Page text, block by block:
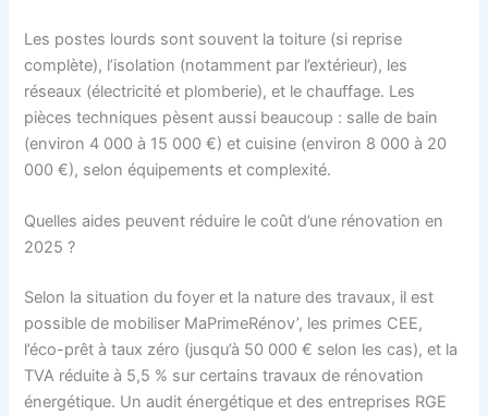
Les postes lourds sont souvent la toiture (si reprise
complète), l’isolation (notamment par l’extérieur), les
réseaux (électricité et plomberie), et le chauffage. Les
pièces techniques pèsent aussi beaucoup : salle de bain
(environ 4 000 à 15 000 €) et cuisine (environ 8 000 à 20
000 €), selon équipements et complexité.
Quelles aides peuvent réduire le coût d’une rénovation en
2025 ?
Selon la situation du foyer et la nature des travaux, il est
possible de mobiliser MaPrimeRénov’, les primes CEE,
l’éco-prêt à taux zéro (jusqu’à 50 000 € selon les cas), et la
TVA réduite à 5,5 % sur certains travaux de rénovation
énergétique. Un audit énergétique et des entreprises RGE